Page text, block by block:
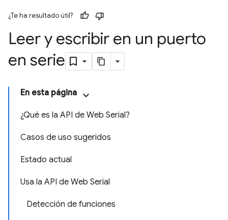
¿Te ha resultado útil?
Leer y escribir en un puerto
en serie
En esta página
¿Qué es la API de Web Serial?
Casos de uso sugeridos
Estado actual
Usa la API de Web Serial
Detección de funciones